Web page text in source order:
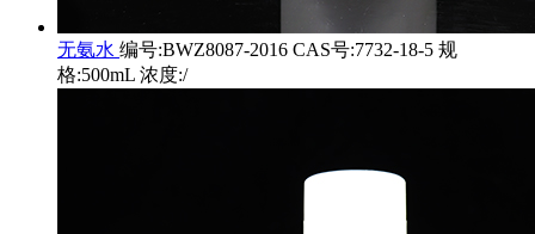
无氨水 编号:BWZ8087-2016 CAS号:7732-18-5 规
格:500mL 浓度:/